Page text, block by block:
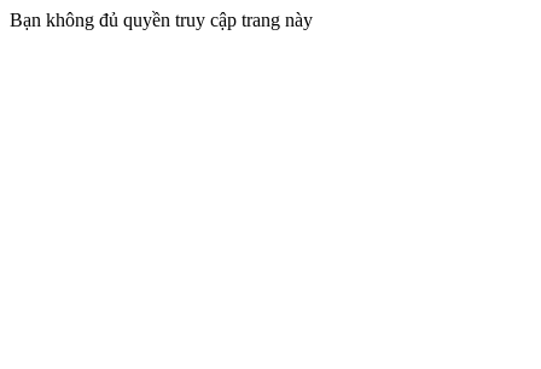
Bạn không đủ quyền truy cập trang này